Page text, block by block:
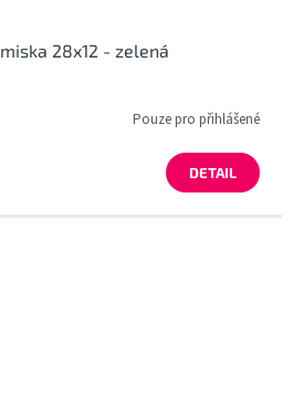
28x12 - zelená
Pouze pro přihlášené
DETAIL